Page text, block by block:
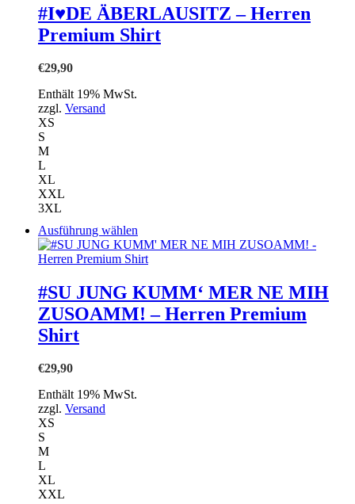
Varianten
auf.
Die
#I♥DE ÄBERLAUSITZ – Herren
Premium Shirt
€29,90
Enthält 19% MwSt.
zzgl. Versand
XS
S
M
L
XL
XXL
3XL
Ausführung wählen
Produkt
weist
Varianten
auf.
Die
#SU JUNG KUMM‘ MER NE MIH
ZUSOAMM! – Herren Premium
Shirt
€29,90
Enthält 19% MwSt.
zzgl. Versand
XS
S
M
L
XL
XXL